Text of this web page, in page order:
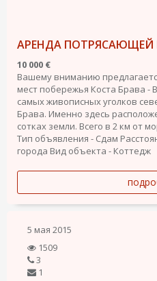
АРЕНДА
10 000 €
Вашему вниманию
мест побережья Коста Брава -
самых живописных уголков
Брава. Именно здесь
сотках земли. Всего в 2 км от
Тип объявления - Сдам
города Вид объекта - Коттедж
5 мая 2015
1509
3
1